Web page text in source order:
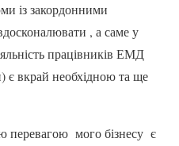
із закордонними
, а саме у
працівників ЕМД
є вкрай необхідною та ще
перевагою мого бізнесу є